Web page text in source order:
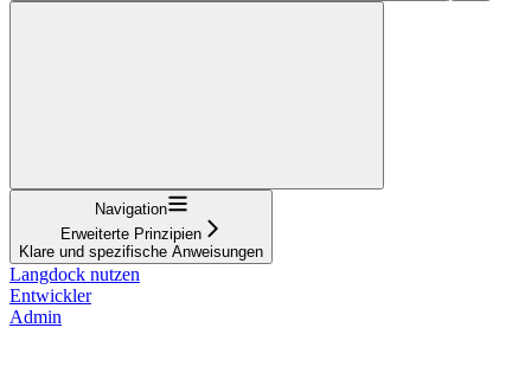
Navigation
Erweiterte Prinzipien
Klare und spezifische Anweisungen
Langdock nutzen
Entwickler
Admin